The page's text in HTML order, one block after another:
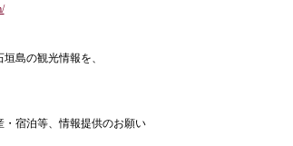
島の観光情報を、
宿泊等、情報提供のお願い